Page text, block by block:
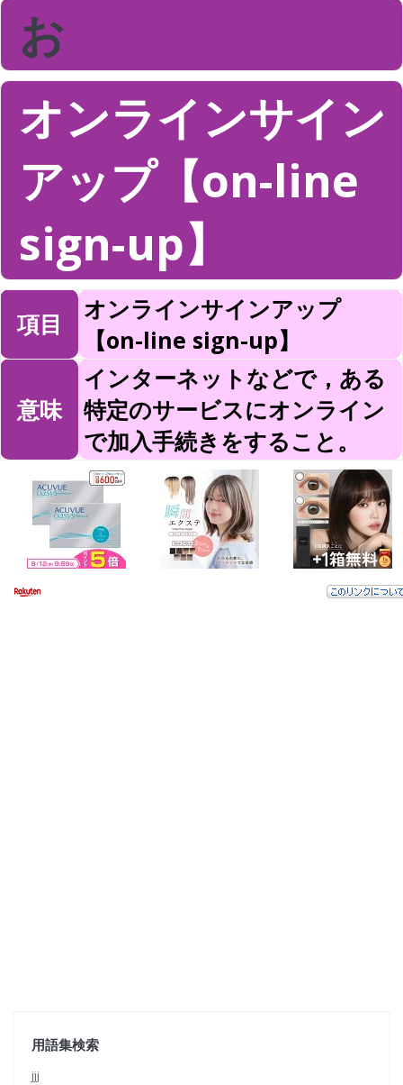
お
オンラインサイン
アップ【on-line
sign-up】
項目
オンラインサインアップ
【on-line sign-up】
意味
インターネットなどで，ある
特定のサービスにオンライン
で加入手続きをすること。
用語集検索
jjj